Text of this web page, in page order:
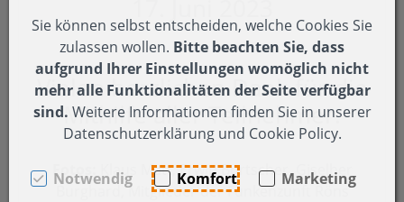
Vielen herzlichen Dank für die
Mithilfe aller Teilnehmer.
Fotos:
Klaus Matt, Erwin Burtscher, Giselher
Burghard, Mitglieder der Funkenzunft Röns
Sie können selbst entscheiden, welche Cookies Sie
zulassen wollen. Bitte beachten Sie, dass
aufgrund Ihrer Einstellungen womöglich nicht
mehr alle Funktionalitäten der Seite verfügbar
sind. Weitere Informationen finden Sie in unserer
Datenschutzerklärung und Cookie Policy.
Notwendig Komfort Marketing